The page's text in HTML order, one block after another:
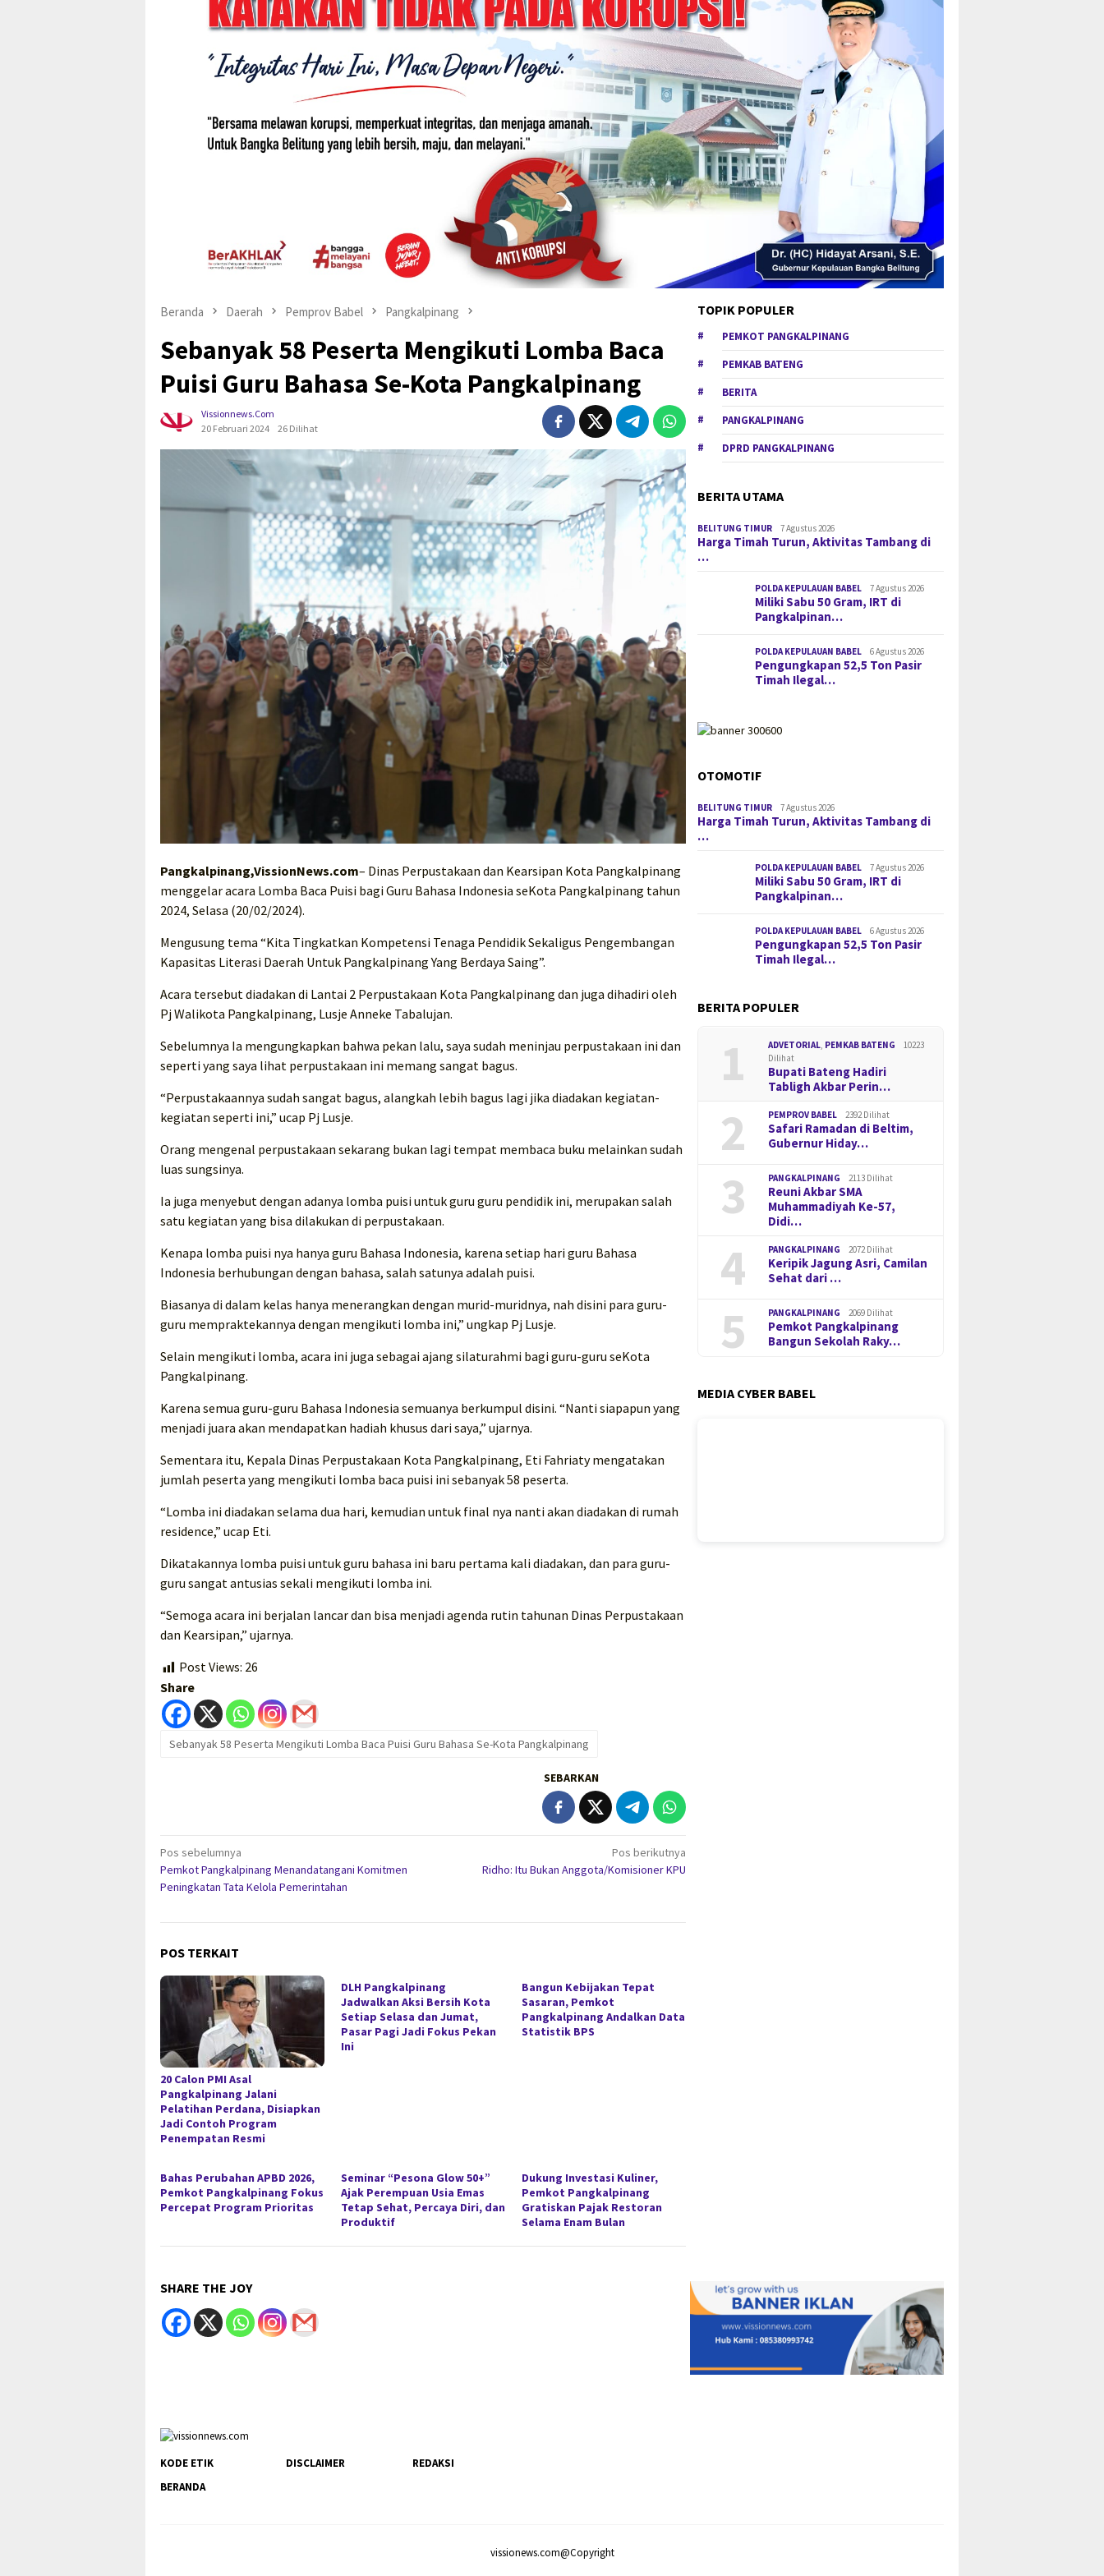
Beranda Daerah Pemprov Babel Pangkalpinang
Sebanyak 58 Peserta Mengikuti Lomba Baca
Puisi Guru Bahasa Se-Kota Pangkalpinang
Vissionnews.com
20 Februari 2024
26 Dilihat
Pangkalpinang,VissionNews.com– Dinas Perpustakaan dan Kearsipan Kota Pangkalpinang
menggelar acara Lomba Baca Puisi bagi Guru Bahasa Indonesia seKota Pangkalpinang tahun
2024, Selasa (20/02/2024).
Mengusung tema “Kita Tingkatkan Kompetensi Tenaga Pendidik Sekaligus Pengembangan
Kapasitas Literasi Daerah Untuk Pangkalpinang Yang Berdaya Saing”.
Acara tersebut diadakan di Lantai 2 Perpustakaan Kota Pangkalpinang dan juga dihadiri oleh
Pj Walikota Pangkalpinang, Lusje Anneke Tabalujan.
Sebelumnya Ia mengungkapkan bahwa pekan lalu, saya sudah meninjau perpustakaan ini dan
seperti yang saya lihat perpustakaan ini memang sangat bagus.
“Perpustakaannya sudah sangat bagus, alangkah lebih bagus lagi jika diadakan kegiatan-
kegiatan seperti ini,” ucap Pj Lusje.
Orang mengenal perpustakaan sekarang bukan lagi tempat membaca buku melainkan sudah
luas sungsinya.
Ia juga menyebut dengan adanya lomba puisi untuk guru guru pendidik ini, merupakan salah
satu kegiatan yang bisa dilakukan di perpustakaan.
Kenapa lomba puisi nya hanya guru Bahasa Indonesia, karena setiap hari guru Bahasa
Indonesia berhubungan dengan bahasa, salah satunya adalah puisi.
Biasanya di dalam kelas hanya menerangkan dengan murid-muridnya, nah disini para guru-
guru mempraktekannya dengan mengikuti lomba ini,” ungkap Pj Lusje.
Selain mengikuti lomba, acara ini juga sebagai ajang silaturahmi bagi guru-guru seKota
Pangkalpinang.
Karena semua guru-guru Bahasa Indonesia semuanya berkumpul disini. “Nanti siapapun yang
menjadi juara akan mendapatkan hadiah khusus dari saya,” ujarnya.
Sementara itu, Kepala Dinas Perpustakaan Kota Pangkalpinang, Eti Fahriaty mengatakan
jumlah peserta yang mengikuti lomba baca puisi ini sebanyak 58 peserta.
“Lomba ini diadakan selama dua hari, kemudian untuk final nya nanti akan diadakan di rumah
residence,” ucap Eti.
Dikatakannya lomba puisi untuk guru bahasa ini baru pertama kali diadakan, dan para guru-
guru sangat antusias sekali mengikuti lomba ini.
“Semoga acara ini berjalan lancar dan bisa menjadi agenda rutin tahunan Dinas Perpustakaan
dan Kearsipan,” ujarnya.
Post Views: 26
Share
Sebanyak 58 Peserta Mengikuti Lomba Baca Puisi Guru Bahasa Se-Kota Pangkalpinang
SEBARKAN
Navigasi
pos
Pos sebelumnya
Pemkot Pangkalpinang Menandatangani Komitmen
Peningkatan Tata Kelola Pemerintahan
Pos berikutnya
Ridho: Itu Bukan Anggota/Komisioner KPU
POS TERKAIT
20 Calon PMI Asal
Pangkalpinang Jalani
Pelatihan Perdana, Disiapkan
Jadi Contoh Program
Penempatan Resmi
DLH Pangkalpinang
Jadwalkan Aksi Bersih Kota
Setiap Selasa dan Jumat,
Pasar Pagi Jadi Fokus Pekan
Ini
Bangun Kebijakan Tepat
Sasaran, Pemkot
Pangkalpinang Andalkan Data
Statistik BPS
Bahas Perubahan APBD 2026,
Pemkot Pangkalpinang Fokus
Percepat Program Prioritas
Seminar “Pesona Glow 50+”
Ajak Perempuan Usia Emas
Tetap Sehat, Percaya Diri, dan
Produktif
Dukung Investasi Kuliner,
Pemkot Pangkalpinang
Gratiskan Pajak Restoran
Selama Enam Bulan
TOPIK POPULER
PEMKOT PANGKALPINANG
PEMKAB BATENG
BERITA
PANGKALPINANG
DPRD PANGKALPINANG
BERITA UTAMA
BELITUNG TIMUR 7 Agustus 2026
Harga Timah Turun, Aktivitas Tambang di
…
POLDA KEPULAUAN BABEL 7 Agustus 2026
Miliki Sabu 50 Gram, IRT di
Pangkalpinan…
POLDA KEPULAUAN BABEL 6 Agustus 2026
Pengungkapan 52,5 Ton Pasir
Timah Ilegal…
OTOMOTIF
BELITUNG TIMUR 7 Agustus 2026
Harga Timah Turun, Aktivitas Tambang di
…
POLDA KEPULAUAN BABEL 7 Agustus 2026
Miliki Sabu 50 Gram, IRT di
Pangkalpinan…
POLDA KEPULAUAN BABEL 6 Agustus 2026
Pengungkapan 52,5 Ton Pasir
Timah Ilegal…
BERITA POPULER
1 ADVETORIAL, PEMKAB BATENG
10223
Dilihat
Bupati Bateng Hadiri
Tabligh Akbar Perin…
2 PEMPROV BABEL 2392 Dilihat
Safari Ramadan di Beltim,
Gubernur Hiday…
3 PANGKALPINANG 2113 Dilihat
Reuni Akbar SMA
Muhammadiyah Ke-57,
Didi…
4 PANGKALPINANG 2072 Dilihat
Keripik Jagung Asri, Camilan
Sehat dari …
5 PANGKALPINANG 2069 Dilihat
Pemkot Pangkalpinang
Bangun Sekolah Raky…
MEDIA CYBER BABEL
SHARE THE JOY
KODE ETIK DISCLAIMER
REDAKSI
BERANDA
vissionews.com@Copyright